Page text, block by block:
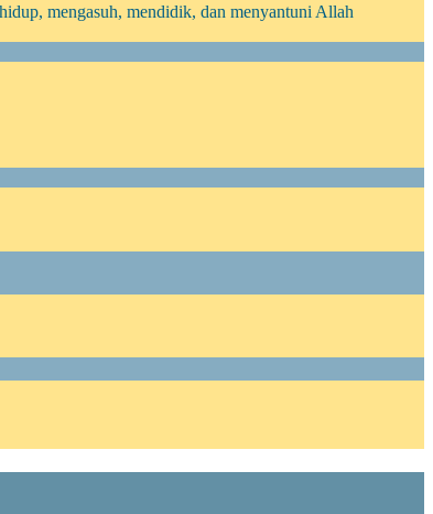
mengasuh, mendidik, dan menyantuni Allah